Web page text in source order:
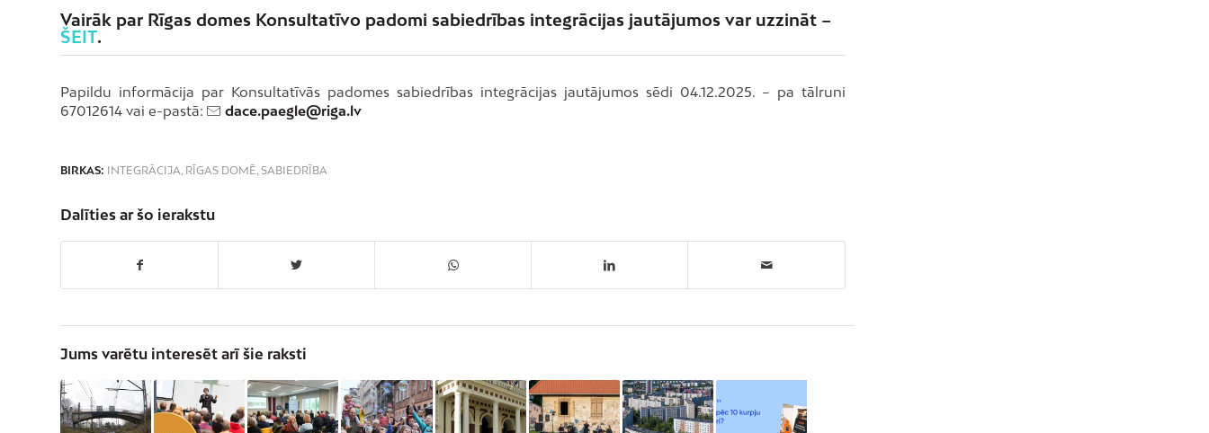
Vairāk par Rīgas domes Konsultatīvo padomi sabiedrības integrācijas jautājumos var uzzināt –
ŠEIT.
Papildu informācija par Konsultatīvās padomes sabiedrības integrācijas jautājumos sēdi 04.12.2025. – pa tālruni
67012614 vai e-pastā:
dace.paegle@riga.lv
BIRKAS: INTEGRĀCIJA, RĪGAS DOMĒ, SABIEDRĪBA
Dalīties ar šo ierakstu
Jums varētu interesēt arī šie raksti